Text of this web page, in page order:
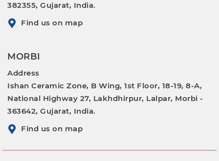
382355, Gujarat, India.
Find us on map
MORBI
Address
Ishan Ceramic Zone, B Wing, 1st Floor, 18-19, 8-A,
National Highway 27, Lakhdhirpur, Lalpar, Morbi -
363642, Gujarat, India.
Find us on map